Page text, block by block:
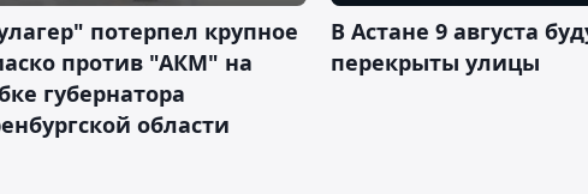
потерпел крупное
против "АКМ" на
губернатора
области
В Астане 9 августа
перекрыты улицы